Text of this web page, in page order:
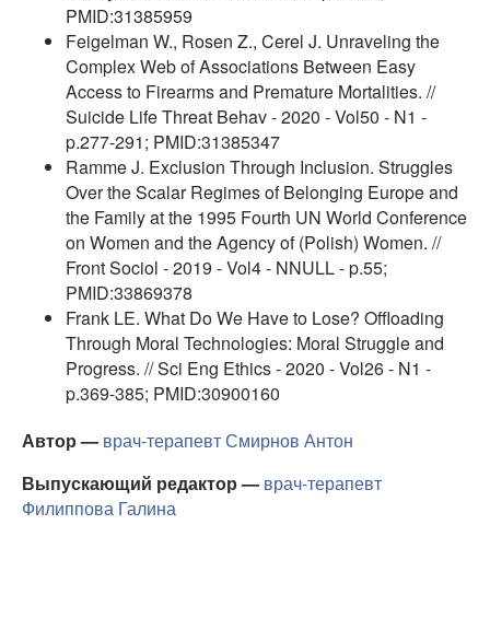
PMID:31385959
Feigelman W., Rosen Z., Cerel J. Unraveling the
Complex Web of Associations Between Easy
Access to Firearms and Premature Mortalities. //
Suicide Life Threat Behav - 2020 - Vol50 - N1 -
p.277-291; PMID:31385347
Ramme J. Exclusion Through Inclusion. Struggles
Over the Scalar Regimes of Belonging Europe and
the Family at the 1995 Fourth UN World Conference
on Women and the Agency of (Polish) Women. //
Front Sociol - 2019 - Vol4 - NNULL - p.55;
PMID:33869378
Frank LE. What Do We Have to Lose? Offloading
Through Moral Technologies: Moral Struggle and
Progress. // Sci Eng Ethics - 2020 - Vol26 - N1 -
p.369-385; PMID:30900160
Автор — врач-терапевтСмирнов Антон
Выпускающий редактор — врач-терапевт
Филиппова Галина